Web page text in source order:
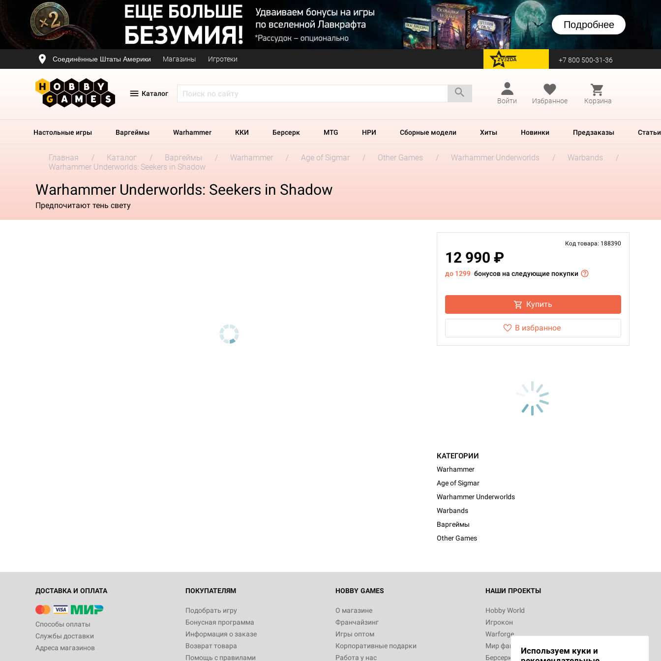
Подробнее
Соединённые Штаты Америки Магазины Игротеки перейти на Zvezda +7 800 500-31-36
Каталог
Войти
Избранное Корзина
Настольные игры Варгеймы Warhammer ККИ Берсерк MTG НРИ Сборные модели Хиты Новинки Предзаказы Статьи
Главная Каталог Варгеймы Warhammer Age of Sigmar Other Games Warhammer Underworlds
Warbands
Warhammer Underworlds: Seekers in Shadow
Warhammer Underworlds: Seekers in Shadow
Предпочитают тень свету
Код товара: 188390
12 990 ₽
до 1299 бонусов на следующие покупки
Купить
В избранное
КАТЕГОРИИ
Warhammer
Age of Sigmar
Warhammer Underworlds
Warbands
Варгеймы
Other Games
ДОСТАВКА И ОПЛАТА
Способы оплаты
Службы доставки
Адреса магазинов
ПОКУПАТЕЛЯМ
Подобрать игру
Бонусная программа
Информация о заказе
Возврат товара
Помощь с правилами
HOBBY GAMES
О магазине
Франчайзинг
Игры оптом
Корпоративные подарки
Работа у нас
НАШИ ПРОЕКТЫ
Hobby World
Игрокон
Warforge
Мир фантастики
Берсерк
Используем куки и